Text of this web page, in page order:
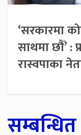
‘सरकारमा
साथमा छौँ’ :
रास्वपाका
सम्बन्धित